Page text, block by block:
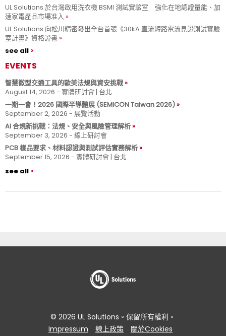
UL Solutions 於台灣啟用洗衣機 BSMI 測試實驗室 強化在地認證量能、加
速家電產品市場准入
UL Solutions 向松川精密發出全台首張《30kA 直流短路電流見證測試實驗
室計畫》資格證書
see all
EVENTS
智慧微型交通工具的歐美法規與資安挑戰
August 14, 2026 - 實體研討會 | 台北
一期一會！2026 國際半導體展 (SEMICON Taiwan 2026)
September 2, 2026 - 展覽活動
AI 合規新挑戰：法規、安全與風險管理解析
September 3, 2026 - 線上研討會
PCB 樣品要求、材料認證與測試評估實務解析
September 15, 2026 - 實體研討會 | 台北
see all
© 2026 UL Solutions。保留所有權利。
Impressum
線上政策 關於Cookies